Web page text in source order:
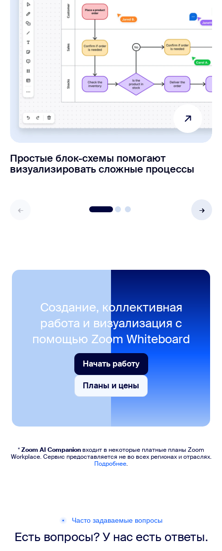
Простые блок-схемы помогают
визуализировать сложные процессы
Создание, коллективная
работа и визуализация с
помощью Zoom Whiteboard
Начать работу
Начать работу
Планы и цены
Планы и цены
*Zoom AI Companion входит в некоторые платные планы Zoom
Workplace. Сервис предоставляется не во всех регионах и отраслях.
Подробнее.
Часто задаваемые вопросы
Есть вопросы? У нас есть ответы.